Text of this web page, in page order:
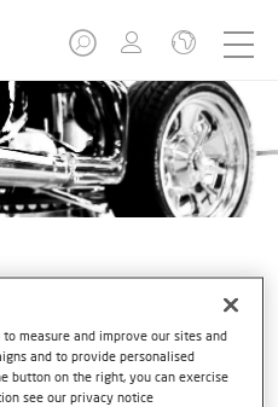
System
measure and improve our sites and
and to provide personalised
button on the right, you can exercise
see our privacy notice